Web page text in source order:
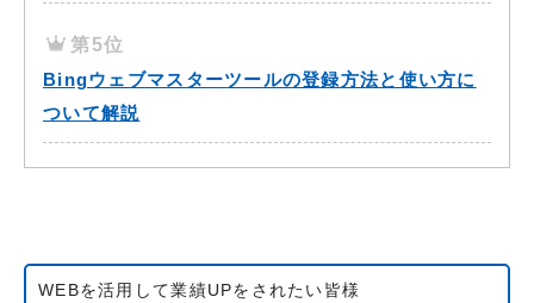
第5位
Bingウェブマスターツールの登録方法と使い方に
ついて解説
WEBを活用して業績UPをされたい皆様